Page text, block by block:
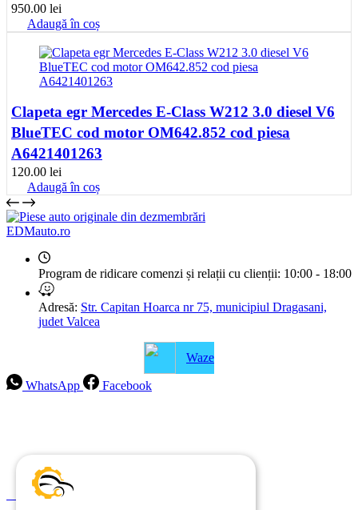
950.00 lei
Adaugă în coș
Clapeta egr Mercedes E-Class W212 3.0 diesel V6
BlueTEC cod motor OM642.852 cod piesa
A6421401263
120.00 lei
Adaugă în coș
EDMauto.ro
Program de ridicare comenzi și relații cu clienții: 10:00 - 18:00
Adresă: Str. Capitan Hoarca nr 75, municipiul Dragasani,
judet Valcea
Waze
WhatsApp
Facebook
Politica de ramburs și retur
Formular de retur